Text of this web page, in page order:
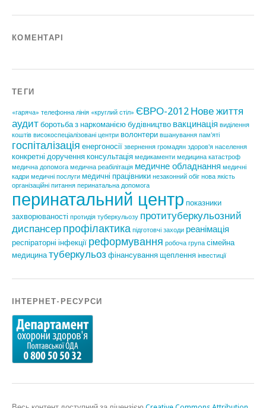
КОМЕНТАРІ
ТЕГИ
«гаряча» телефонна лінія «круглий стіл» ЄВРО-2012 Нове життя
аудит боротьба з наркоманією будівництво вакцинація виділення
коштів високоспеціалізовані центри волонтери вшанування пам'яті
госпіталізація енергоносії звернення громадян здоров'я населення
конкретні доручення консультація медикаменти медицина катастроф
медична допомога медична реабілітація медичне обладнання медичні
кадри медичні послуги медичні працівники незаконний обіг нова якість
організаційні питання перинатальна допомога
перинатальний центр показники
захворюваності протидія туберкульозу протитуберкульозний
диспансер профілактика підготовчі заходи реанімація
респіраторні інфекції реформування робоча група сімейна
медицина туберкульоз фінансування щеплення інвестиції
ІНТЕРНЕТ-РЕСУРСИ